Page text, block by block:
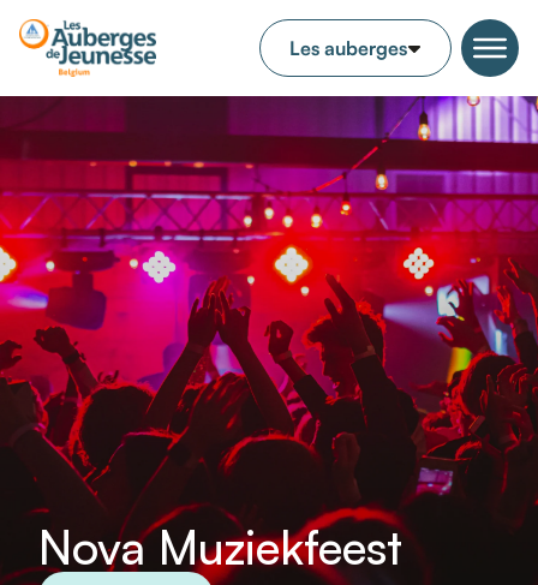
Nova Muziekfeest